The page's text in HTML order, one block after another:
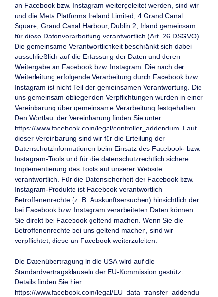
an Facebook bzw. Instagram weitergeleitet werden, sind wir
und die Meta Platforms Ireland Limited, 4 Grand Canal
Square, Grand Canal Harbour, Dublin 2, Irland gemeinsam
für diese Datenverarbeitung verantwortlich (Art. 26 DSGVO).
Die gemeinsame Verantwortlichkeit beschränkt sich dabei
ausschließlich auf die Erfassung der Daten und deren
Weitergabe an Facebook bzw. Instagram. Die nach der
Weiterleitung erfolgende Verarbeitung durch Facebook bzw.
Instagram ist nicht Teil der gemeinsamen Verantwortung. Die
uns gemeinsam obliegenden Verpflichtungen wurden in einer
Vereinbarung über gemeinsame Verarbeitung festgehalten.
Den Wortlaut der Vereinbarung finden Sie unter:
https://www.facebook.com/legal/controller_addendum. Laut
dieser Vereinbarung sind wir für die Erteilung der
Datenschutzinformationen beim Einsatz des Facebook- bzw.
Instagram-Tools und für die datenschutzrechtlich sichere
Implementierung des Tools auf unserer Website
verantwortlich. Für die Datensicherheit der Facebook bzw.
Instagram-Produkte ist Facebook verantwortlich.
Betroffenenrechte (z. B. Auskunftsersuchen) hinsichtlich der
bei Facebook bzw. Instagram verarbeiteten Daten können
Sie direkt bei Facebook geltend machen. Wenn Sie die
Betroffenenrechte bei uns geltend machen, sind wir
verpflichtet, diese an Facebook weiterzuleiten.
Die Datenübertragung in die USA wird auf die
Standardvertragsklauseln der EU-Kommission gestützt.
Details finden Sie hier:
https://www.facebook.com/legal/EU_data_transfer_addendu